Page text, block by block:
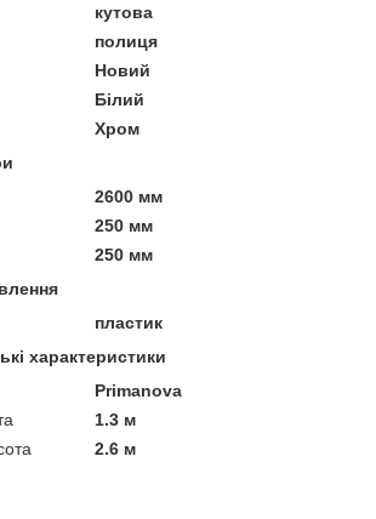
кутова
полиця
Новий
Білий
Хром
2600 мм
250 мм
250 мм
пластик
характеристики
Primanova
1.3 м
2.6 м